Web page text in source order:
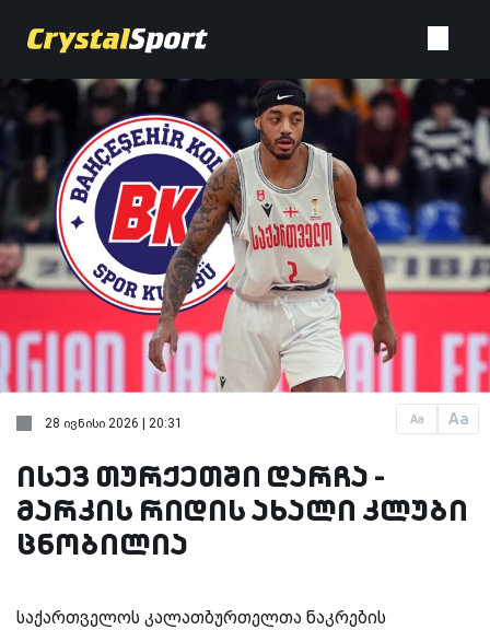
Aa Aa
28 ივნისი 2026 | 20:31
ისევ თურქეთში დარჩა -
მარკის რიდის ახალი კლუბი
ცნობილია
საქართველოს კალათბურთელთა ნაკრების